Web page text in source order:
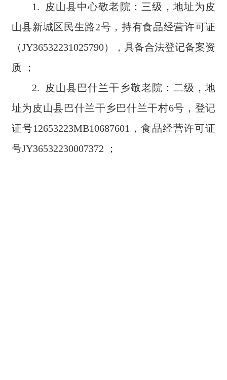
1. 皮山县中心敬老院：三级，地址为皮
山县新城区民生路2号，持有食品经营许可证
（JY36532231025790），具备合法登记备案资
质 ；
2. 皮山县巴什兰干乡敬老院：二级，地
址为皮山县巴什兰干乡巴什兰干村6号，登记
证号12653223MB10687601，食品经营许可证
号JY36532230007372 ；